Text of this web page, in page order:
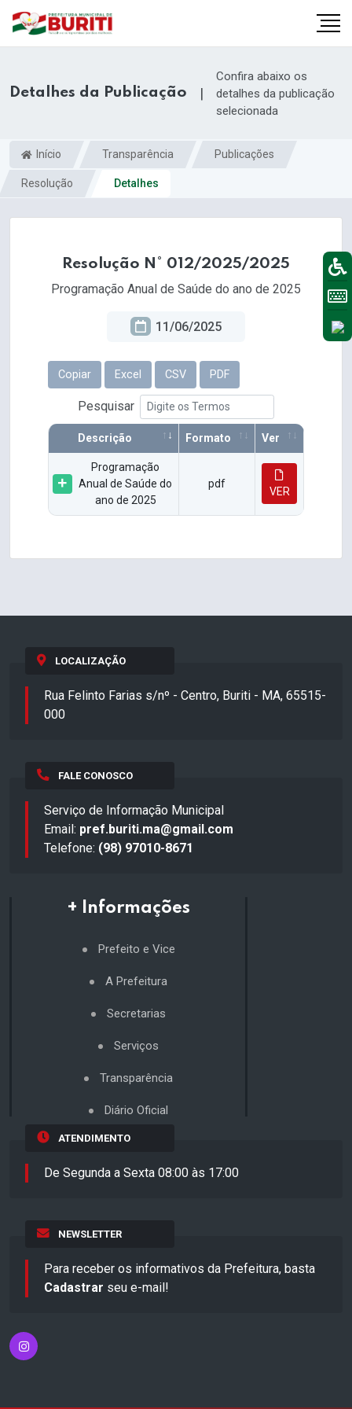
Detalhes da Publicação |
Confira abaixo os
detalhes da publicação
selecionada
Início Transparência Publicações
Resolução Detalhes
Resolução N° 012/2025/2025
Programação Anual de Saúde do ano de 2025
11/06/2025
Copiar Excel CSV PDF
Pesquisar
Descrição Formato Ver
Programação
Anual de Saúde do
ano de 2025
pdf
VER
LOCALIZAÇÃO
Rua Felinto Farias s/nº - Centro, Buriti - MA, 65515-
000
FALE CONOSCO
Serviço de Informação Municipal
Email: pref.buriti.ma@gmail.com
Telefone: (98) 97010-8671
+ Informações
Prefeito e Vice
A Prefeitura
Secretarias
Serviços
Transparência
Diário Oficial
ATENDIMENTO
De Segunda a Sexta 08:00 às 17:00
NEWSLETTER
Para receber os informativos da Prefeitura, basta
Cadastrar seu e-mail!